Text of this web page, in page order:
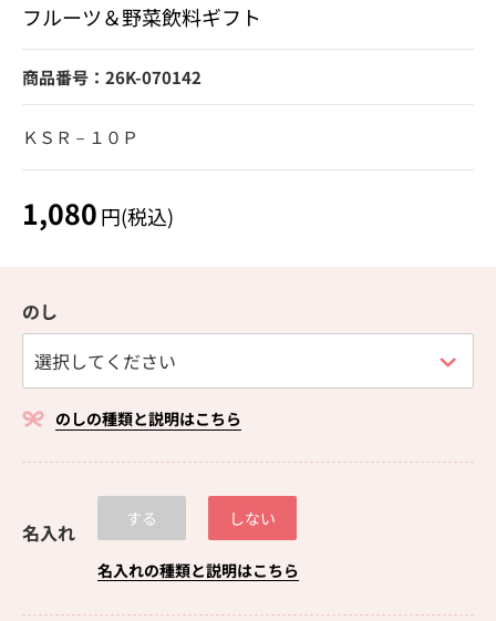
フルーツ＆野菜飲料ギフト
商品番号：26K-070142
ＫＳＲ－１０Ｐ
1,080円(税込)
のし
のしの種類と説明はこちら
名入れ
する しない
名入れの種類と説明はこちら